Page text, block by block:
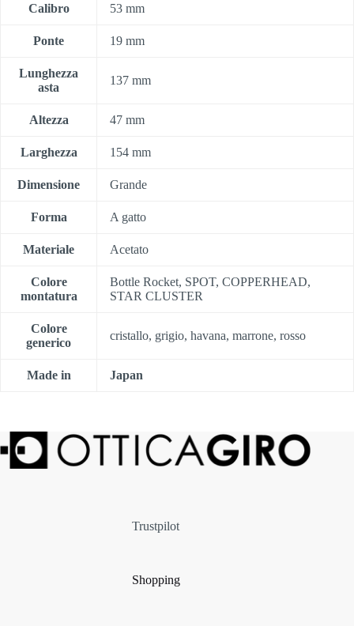
Calibro 53 mm
Ponte 19 mm
Lunghezza
asta
137 mm
Altezza 47 mm
Larghezza 154 mm
Dimensione Grande
Forma A gatto
Materiale Acetato
Colore
montatura
Bottle Rocket, SPOT, COPPERHEAD,
STAR CLUSTER
Colore
generico
cristallo, grigio, havana, marrone, rosso
Made in Japan
Trustpilot
Shopping